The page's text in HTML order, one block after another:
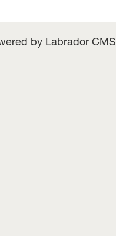
by Labrador CMS